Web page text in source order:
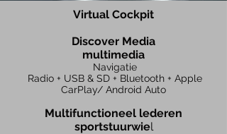
Virtual Cockpit
Discover Media
multimedia
Navigatie
Radio + USB & SD + Bluetooth + Apple
CarPlay/ Android Auto
Multifunctioneel lederen
sportstuurwiel